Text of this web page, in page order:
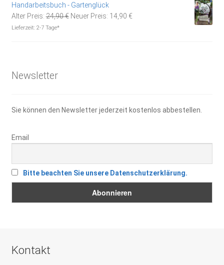
Handarbeitsbuch - Gartenglück
Alter Preis: 24,90€ Ursprünglicher
Neuer Preis: 14,90 €Aktueller
Lieferzeit: 2-7 Tage*
Newsletter
Sie können den Newsletter jederzeit kostenlos abbestellen.
Email
Bitte beachten Sie unsere Datenschutzerklärung.
Kontakt